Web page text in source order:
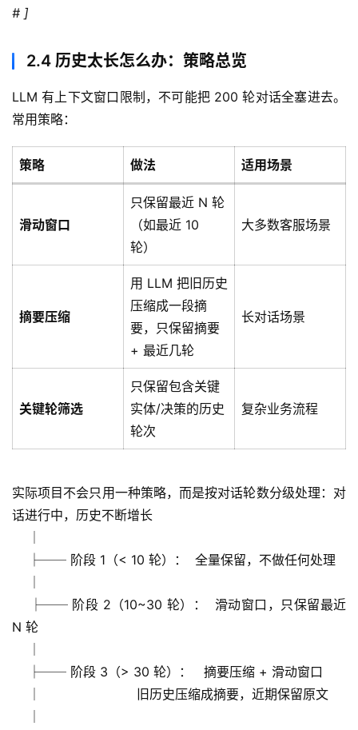
# ]
2.4 历史太长怎么办：策略总览
LLM 有上下文窗口限制，不可能把 200 轮对话全塞进去。
常用策略：
策略 做法 适用场景
滑动窗口
只保留最近 N 轮
（如最近 10
轮）
大多数客服场景
摘要压缩
用 LLM 把旧历史
压缩成一段摘
要，只保留摘要
+ 最近几轮
长对话场景
关键轮筛选
只保留包含关键
实体/决策的历史
轮次
复杂业务流程
实际项目不会只用一种策略，而是按对话轮数分级处理：对
话进行中，历史不断增长
├── 阶段 1（< 10 轮）：  全量保留，不做任何处理
├── 阶段 2（10~30 轮）：  滑动窗口，只保留最近
N 轮
├── 阶段 3（> 30 轮）：   摘要压缩 + 滑动窗口
│                        旧历史压缩成摘要，近期保留原文